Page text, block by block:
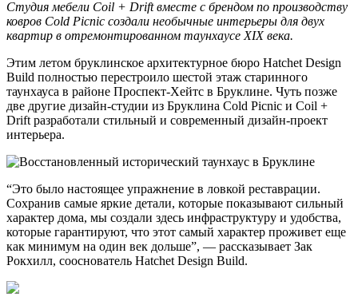
Студия мебели Coil + Drift вместе с брендом по производству
ковров Cold Picnic создали необычные интерьеры для двух
квартир в отремонтированном таунхаусе XIX века.
Этим летом бруклинское архитектурное бюро Hatchet Design
Build полностью перестроило шестой этаж старинного
таунхауса в районе Проспект-Хейтс в Бруклине. Чуть позже
две другие дизайн-студии из Бруклина Cold Picnic и Coil +
Drift разработали стильный и современный дизайн-проект
интерьера.
“Это было настоящее упражнение в ловкой реставрации.
Сохранив самые яркие детали, которые показывают сильный
характер дома, мы создали здесь инфраструктуру и удобства,
которые гарантируют, что этот самый характер проживет еще
как минимум на один век дольше”, — рассказывает Зак
Рокхилл, сооснователь Hatchet Design Build.